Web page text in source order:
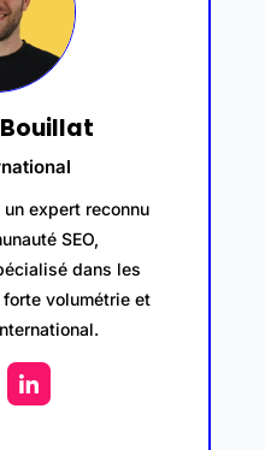
expert reconnu
SEO,
dans les
volumétrie et